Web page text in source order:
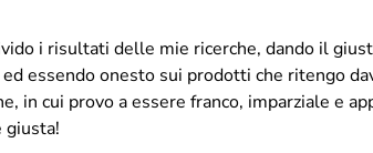
i risultati delle mie ricerche, dando il
essendo onesto sui prodotti che ritengo
in cui provo a essere franco, imparziale e
giusta!